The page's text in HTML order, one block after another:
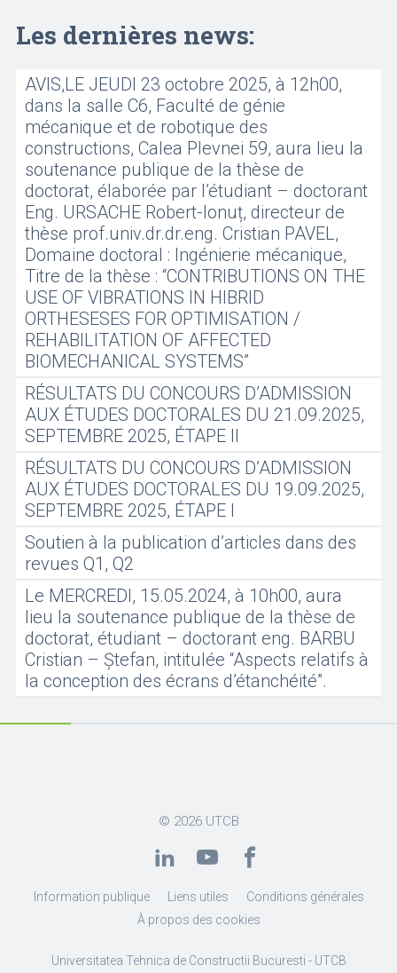
Les dernières news:
AVIS,LE JEUDI 23 octobre 2025, à 12h00,
dans la salle C6, Faculté de génie
mécanique et de robotique des
constructions, Calea Plevnei 59, aura lieu la
soutenance publique de la thèse de
doctorat, élaborée par l’étudiant – doctorant
Eng. URSACHE Robert-Ionuț, directeur de
thèse prof.univ.dr.dr.eng. Cristian PAVEL,
Domaine doctoral : Ingénierie mécanique,
Titre de la thèse : “CONTRIBUTIONS ON THE
USE OF VIBRATIONS IN HIBRID
ORTHESESES FOR OPTIMISATION /
REHABILITATION OF AFFECTED
BIOMECHANICAL SYSTEMS”
RÉSULTATS DU CONCOURS D’ADMISSION
AUX ÉTUDES DOCTORALES DU 21.09.2025,
SEPTEMBRE 2025, ÉTAPE II
RÉSULTATS DU CONCOURS D’ADMISSION
AUX ÉTUDES DOCTORALES DU 19.09.2025,
SEPTEMBRE 2025, ÉTAPE I
Soutien à la publication d’articles dans des
revues Q1, Q2
Le MERCREDI, 15.05.2024, à 10h00, aura
lieu la soutenance publique de la thèse de
doctorat, étudiant – doctorant eng. BARBU
Cristian – Ștefan, intitulée “Aspects relatifs à
la conception des écrans d’étanchéité”.
© 2026 UTCB
Information publique Liens utiles
Conditions générales
À propos des cookies
Universitatea Tehnica de Constructii Bucuresti - UTCB